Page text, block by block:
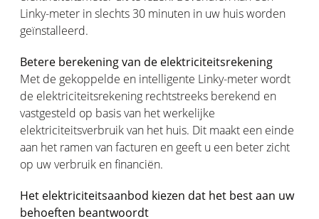
Linky-meter in slechts 30 minuten in uw huis worden
geïnstalleerd.
Betere berekening van de elektriciteitsrekening
Met de gekoppelde en intelligente Linky-meter wordt
de elektriciteitsrekening rechtstreeks berekend en
vastgesteld op basis van het werkelijke
elektriciteitsverbruik van het huis. Dit maakt een einde
aan het ramen van facturen en geeft u een beter zicht
op uw verbruik en financiën.
Het elektriciteitsaanbod kiezen dat het best aan uw
behoeften beantwoordt